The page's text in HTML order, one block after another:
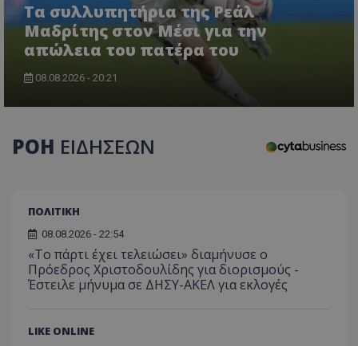
Τα συλλυπητήρια της Ρεάλ
Μαδρίτης στον Μέσι για την
απώλεια του πατέρα του
08.08.2026 - 20:21
ΡΟΗ ΕΙΔΗΣΕΩΝ
ΠΟΛΙΤΙΚΗ
08.08.2026 - 22:54
«Το πάρτι έχει τελειώσει» διαμήνυσε ο
Πρόεδρος Χριστοδουλίδης για διορισμούς -
Έστειλε μήνυμα σε ΔΗΣΥ-ΑΚΕΛ για εκλογές
LIKE ONLINE